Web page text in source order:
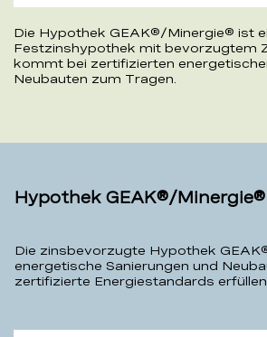
Die Hypothek GEAK®/Minergie® ist
Festzinshypothek mit bevorzugtem
kommt bei zertifizierten
Neubauten zum Tragen.
Hypothek GEAK®/Minergie®
Die zinsbevorzugte Hypothek
energetische Sanierungen und
zertifizierte Energiestandards erfüllen.